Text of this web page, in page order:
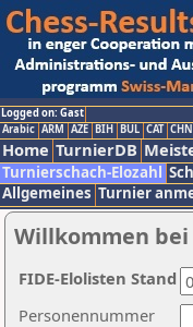
Logged on: Gast
Arabic ARM AZE BIH BUL CAT CHN
Home TurnierDB
Turnierschach-Elozahl
Allgemeines Turnier
Willkommen bei
Personennummer
FIDE-Elolisten Stand